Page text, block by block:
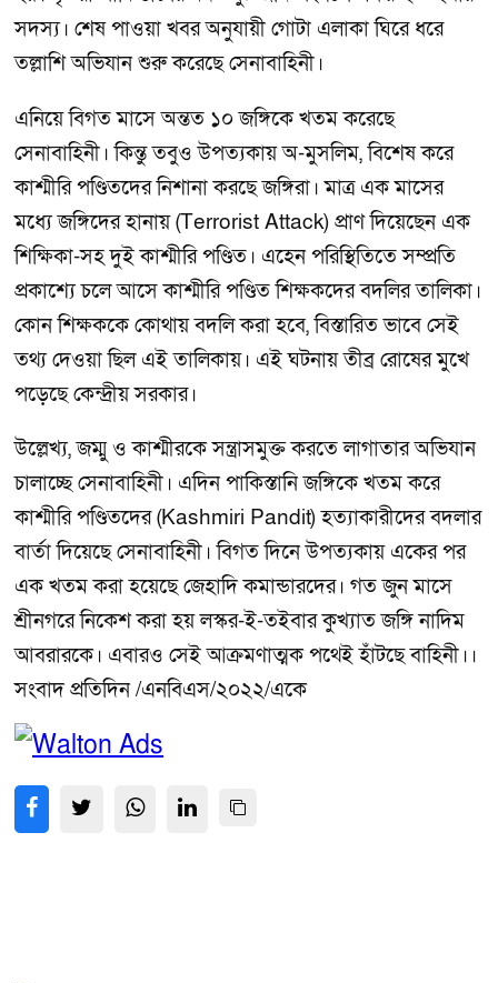
সদস্য। শেষ পাওয়া খবর অনুযায়ী গোটা এলাকা ঘিরে ধরে
তল্লাশি অভিযান শুরু করেছে সেনাবাহিনী।
এনিয়ে বিগত মাসে অন্তত ১০ জঙ্গিকে খতম করেছে
সেনাবাহিনী। কিন্তু তবুও উপত্যকায় অ-মুসলিম, বিশেষ করে
কাশ্মীরি পণ্ডিতদের নিশানা করছে জঙ্গিরা। মাত্র এক মাসের
মধ্যে জঙ্গিদের হানায় (Terrorist Attack) প্রাণ দিয়েছেন এক
শিক্ষিকা-সহ দুই কাশ্মীরি পণ্ডিত। এহেন পরিস্থিতিতে সম্প্রতি
প্রকাশ্যে চলে আসে কাশ্মীরি পণ্ডিত শিক্ষকদের বদলির তালিকা।
কোন শিক্ষককে কোথায় বদলি করা হবে, বিস্তারিত ভাবে সেই
তথ্য দেওয়া ছিল এই তালিকায়। এই ঘটনায় তীব্র রোষের মুখে
পড়েছে কেন্দ্রীয় সরকার।
উল্লেখ্য, জম্মু ও কাশ্মীরকে সন্ত্রাসমুক্ত করতে লাগাতার অভিযান
চালাচ্ছে সেনাবাহিনী। এদিন পাকিস্তানি জঙ্গিকে খতম করে
কাশ্মীরি পণ্ডিতদের (Kashmiri Pandit) হত্যাকারীদের বদলার
বার্তা দিয়েছে সেনাবাহিনী। বিগত দিনে উপত্যকায় একের পর
এক খতম করা হয়েছে জেহাদি কমান্ডারদের। গত জুন মাসে
শ্রীনগরে নিকেশ করা হয় লস্কর-ই-তইবার কুখ্যাত জঙ্গি নাদিম
আবরারকে। এবারও সেই আক্রমণাত্মক পথেই হাঁটছে বাহিনী।।
সংবাদ প্রতিদিন /এনবিএস/২০২২/একে